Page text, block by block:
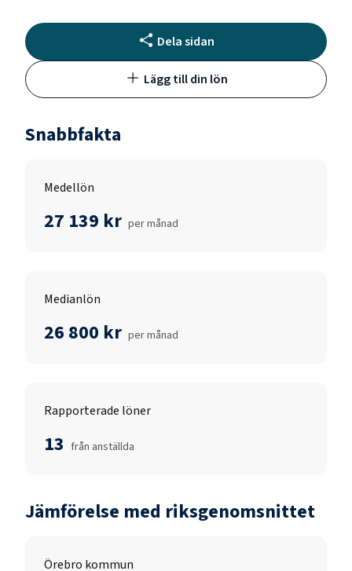
Dela sidan
Lägg till din lön
Snabbfakta
Medellön
27 139 kr per månad
Medianlön
26 800 kr per månad
Rapporterade löner
13 från anställda
Jämförelse med riksgenomsnittet
Örebro kommun